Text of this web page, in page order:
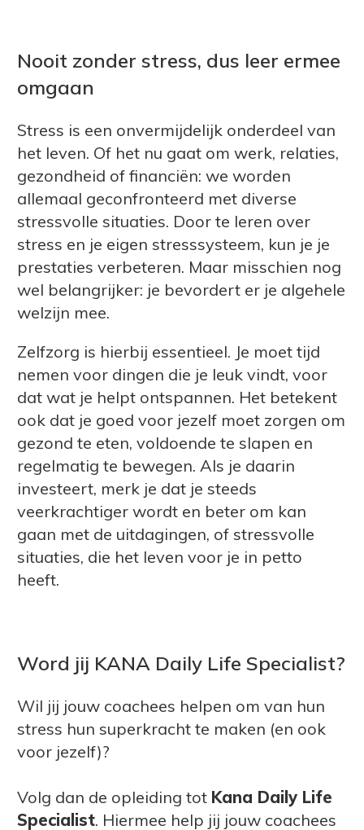
Nooit zonder stress, dus leer ermee
omgaan
Stress is een onvermijdelijk onderdeel van
het leven. Of het nu gaat om werk, relaties,
gezondheid of financiën: we worden
allemaal geconfronteerd met diverse
stressvolle situaties. Door te leren over
stress en je eigen stresssysteem, kun je je
prestaties verbeteren. Maar misschien nog
wel belangrijker: je bevordert er je algehele
welzijn mee.
Zelfzorg is hierbij essentieel. Je moet tijd
nemen voor dingen die je leuk vindt, voor
dat wat je helpt ontspannen. Het betekent
ook dat je goed voor jezelf moet zorgen om
gezond te eten, voldoende te slapen en
regelmatig te bewegen. Als je daarin
investeert, merk je dat je steeds
veerkrachtiger wordt en beter om kan
gaan met de uitdagingen, of stressvolle
situaties, die het leven voor je in petto
heeft.
Word jij KANA Daily Life Specialist?
Wil jij jouw coachees helpen om van hun
stress hun superkracht te maken (en ook
voor jezelf)?
Volg dan de opleiding tot Kana Daily Life
Specialist. Hiermee help jij jouw coachees